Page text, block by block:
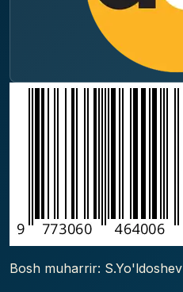
Bosh muharrir: S.Yo'ldoshev